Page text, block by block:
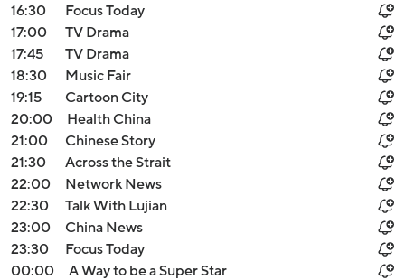
16:30
Focus Today
17:00
TV Drama
17:45
TV Drama
18:30
Music Fair
19:15
Cartoon City
20:00
Health China
21:00
Chinese Story
21:30
Across the Strait
22:00
Network News
22:30
Talk With Lujian
23:00
China News
23:30
Focus Today
00:00
A Way to be a Super Star